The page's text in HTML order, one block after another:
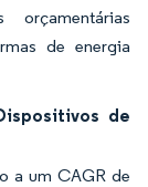
de energia
de
a um CAGR de